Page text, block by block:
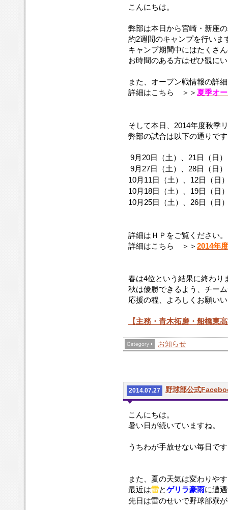
し
勝
た
め
に
は、
日、
一
球、
の
プ
ー
全
て
こ
だ
て
い
と
い
け
い
思
い
球
の
術
だ
で
私
生
活
で
ま
本
年
度
も
わ
ら
援
の
よ
ろ
し
お
願
し
ま
こんにちは。
弊部は本日から宮崎・新座
約2週間のキャンプを行いま
キャンプ期間中にはたくさ
お時間のある方はぜひ観に
また、オープン戦情報の詳
詳細はこちら ＞＞ 夏季オ
そして本日、2014年度秋季
弊部の試合は以下の通りで
9月20日（土）、21日（日
9月27日（土）、28日（日
10月11日（土）、12日（日
10月18日（土）、19日（日
10月25日（土）、26日（日
詳細はＨＰをご覧ください。
詳細はこちら ＞＞ 2014年
春は4位という結果に終わり
秋は優勝できるよう、チー
応援の程、よろしくお願い
【主務・青木拓磨・船橋東
お知らせ
2014.07.27 野球部公式
こんにちは。
暑い日が続いていますね。
うちわが手放せない毎日で
また、夏の天気は変わりや
最近は雷とゲリラ豪雨に遭
先日は雷のせいで野球部寮